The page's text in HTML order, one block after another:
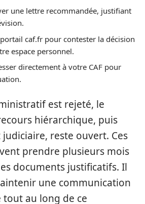
une lettre recommandée, justifiant
caf.fr pour contester la décision
espace personnel.
directement à votre CAF pour
est rejeté, le
hiérarchique, puis
reste ouvert. Ces
prendre plusieurs mois
documents justificatifs. Il
une communication
tout au long de ce